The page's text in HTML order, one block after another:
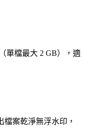
單檔最大 2 GB），適
檔案乾淨無浮水印，